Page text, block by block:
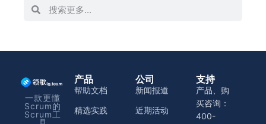
一款更懂
Scrum的
Scrum工
产品
帮助文档
精选实践
公司
新闻报道
近期活动
支持
产品、购
买咨询：
400-